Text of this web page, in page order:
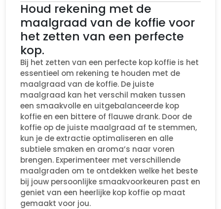
Houd rekening met de
maalgraad van de koffie voor
het zetten van een perfecte
kop.
Bij het zetten van een perfecte kop koffie is het
essentieel om rekening te houden met de
maalgraad van de koffie. De juiste
maalgraad kan het verschil maken tussen
een smaakvolle en uitgebalanceerde kop
koffie en een bittere of flauwe drank. Door de
koffie op de juiste maalgraad af te stemmen,
kun je de extractie optimaliseren en alle
subtiele smaken en aroma’s naar voren
brengen. Experimenteer met verschillende
maalgraden om te ontdekken welke het beste
bij jouw persoonlijke smaakvoorkeuren past en
geniet van een heerlijke kop koffie op maat
gemaakt voor jou.